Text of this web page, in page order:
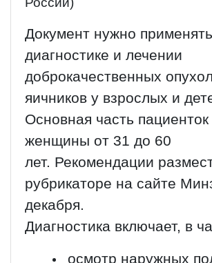
Документ нужно
диагностике и лечении
доброкачественных
яичников у взрослых и
Основная часть пациенток
женщины от 31 до 60
лет. Рекомендации
рубрикаторе на сайте
декабря.
Диагностика включает, в
осмотр наружных